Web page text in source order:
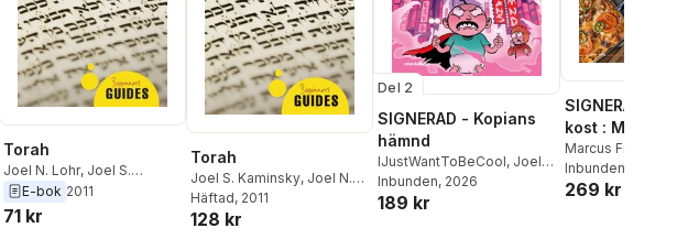
Torah
Joel N. Lohr, Joel S.
Kaminsky
E-bok 2011
71 kr
Torah
Joel S. Kaminsky, Joel N.
Lohr
Häftad, 2011
128 kr
Del 2
SIGNERAD - Kopians
hämnd
IJustWantToBeCool, Joel
Adolphson,Emil Ejdemo
Beer ,Victor Beer
Inbunden, 2026
189 kr
SIGNERAD -
kost :
matlådor
Marcus Frank
Inbunden
269 kr